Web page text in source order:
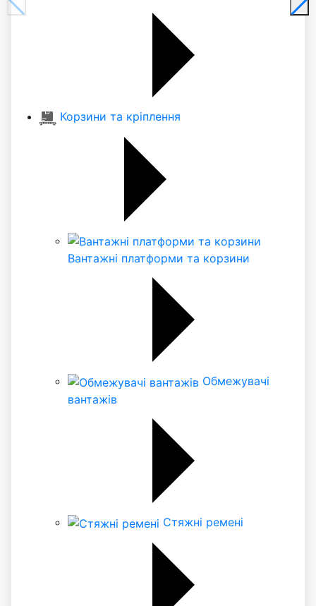
Корзини та кріплення
Вантажні платформи та корзини
Обмежувачі
вантажів
Стяжні ремені